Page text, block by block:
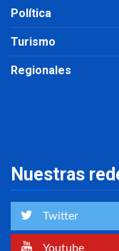
Política
Turismo
Regionales
Nuestras
Twitter
Youtube